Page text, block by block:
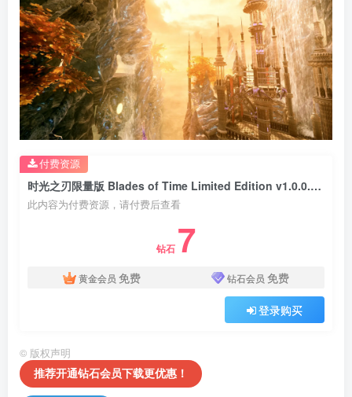
时光之刃限量版 Blades of Time Limited Edition v1.0.0.0版 官方英文
此内容为付费资源，请付费后查看
钻石 7
黄金会员 免费 钻石会员 免费
登录购买
付费资源
© 版权声明
推荐开通钻石会员下载更优惠！